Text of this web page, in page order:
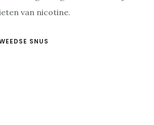
van nicotine.
SNUS